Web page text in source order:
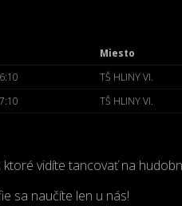
Miesto
TŠ HLINY VI.
TŠ HLINY VI.
vidíte tancovať na
sa naučíte len u nás!